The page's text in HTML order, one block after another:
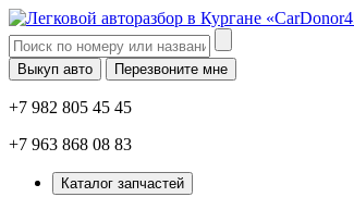
Выкуп авто Перезвоните мне
+7 982 805 45 45
+7 963 868 08 83
Каталог запчастей